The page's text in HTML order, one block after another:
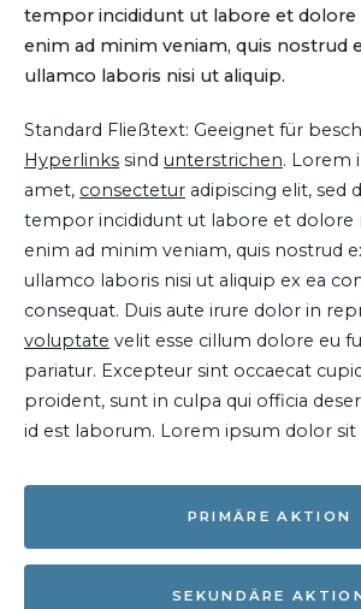
tempor incididunt ut labore et dolore
enim ad minim veniam, quis nostrud
ullamco laboris nisi ut aliquip.
Standard Fließtext: Geeignet für
Hyperlinks sind unterstrichen. Lorem
amet, consectetur adipiscing elit, sed
tempor incididunt ut labore et dolore
enim ad minim veniam, quis nostrud
ullamco laboris nisi ut aliquip ex ea
consequat. Duis aute irure dolor in
voluptate velit esse cillum dolore eu
pariatur. Excepteur sint occaecat
proident, sunt in culpa qui officia
id est laborum. Lorem ipsum dolor sit
PRIMÄRE AKTION
SEKUNDÄRE